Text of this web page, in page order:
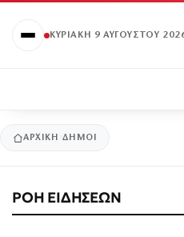
ΚΥΡΙΑΚΉ 9 ΑΥΓΟΎΣΤΟΥ
ΑΡΧΙΚΉ ΔΗΜΟΙ
ΡΟΗ ΕΙΔΗΣΕΩΝ